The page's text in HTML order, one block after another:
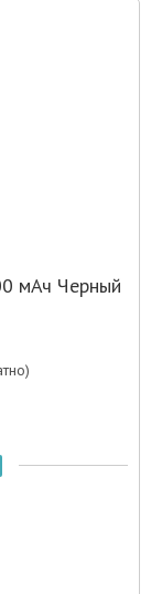
мАч Черный